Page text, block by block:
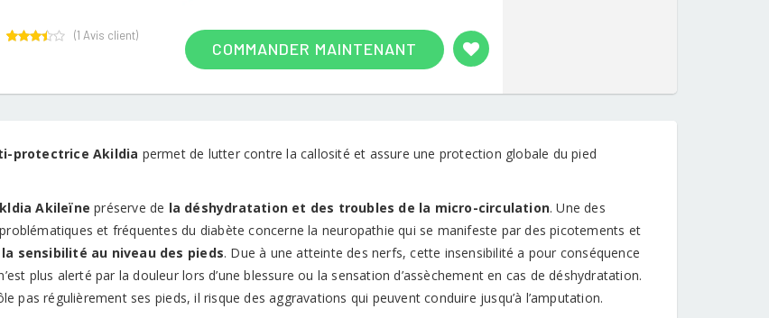
COMMANDER MAINTENANT
5
(1 Avis client)
protectrice Akildia permet de lutter contre la callosité et assure une protection globale du pied
Akileïne préserve de la déshydratation et des troubles de la micro-circulation. Une des
et fréquentes du diabète concerne la neuropathie qui se manifeste par des picotements et
sensibilité au niveau des pieds. Due à une atteinte des nerfs, cette insensibilité a pour conséquence
plus alerté par la douleur lors d’une blessure ou la sensation d’assèchement en cas de déshydratation.
pas régulièrement ses pieds, il risque des aggravations qui peuvent conduire jusqu’à l’amputation.